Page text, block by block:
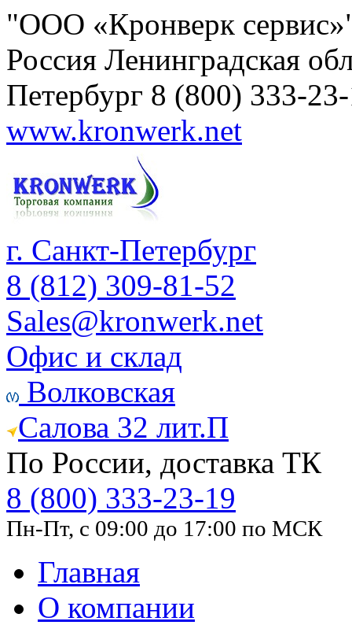
"ООО «Кронверк
Россия Ленинградская
Петербург 8 (800) 333-
www.kronwerk.net
г. Санкт-Петербург
8 (812) 309-81-52
Sales@kronwerk.net
Офис и склад
Волковская
Салова 32 лит.П
По России, доставка ТК
8 (800) 333-23-19
Пн-Пт, с 09:00 до 17:00 по МСК
Главная
О компании